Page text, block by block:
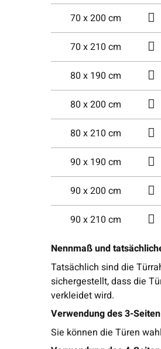
70 x 200 cm
70 x 210 cm
80 x 190 cm
80 x 200 cm
80 x 210 cm
90 x 190 cm
90 x 200 cm
90 x 210 cm
Nennmaß und
Tatsächlich sind die
sichergestellt, dass die
verkleidet wird.
Verwendung des 3-
Sie können die Türen